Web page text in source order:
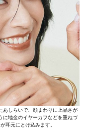
あしらいで、顔まわりに上品さが
に地金のイヤーカフなどを重ねづ
耳元にとけ込みます。